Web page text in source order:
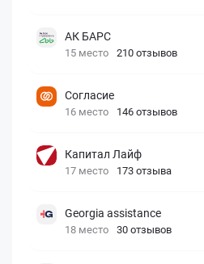
АК БАРС
15 место 210 отзывов
Согласие
16 место 146 отзывов
Капитал Лайф
17 место 173 отзыва
Georgia assistance
18 место 30 отзывов